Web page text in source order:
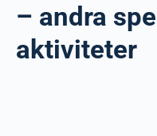
– andra
aktiviteter